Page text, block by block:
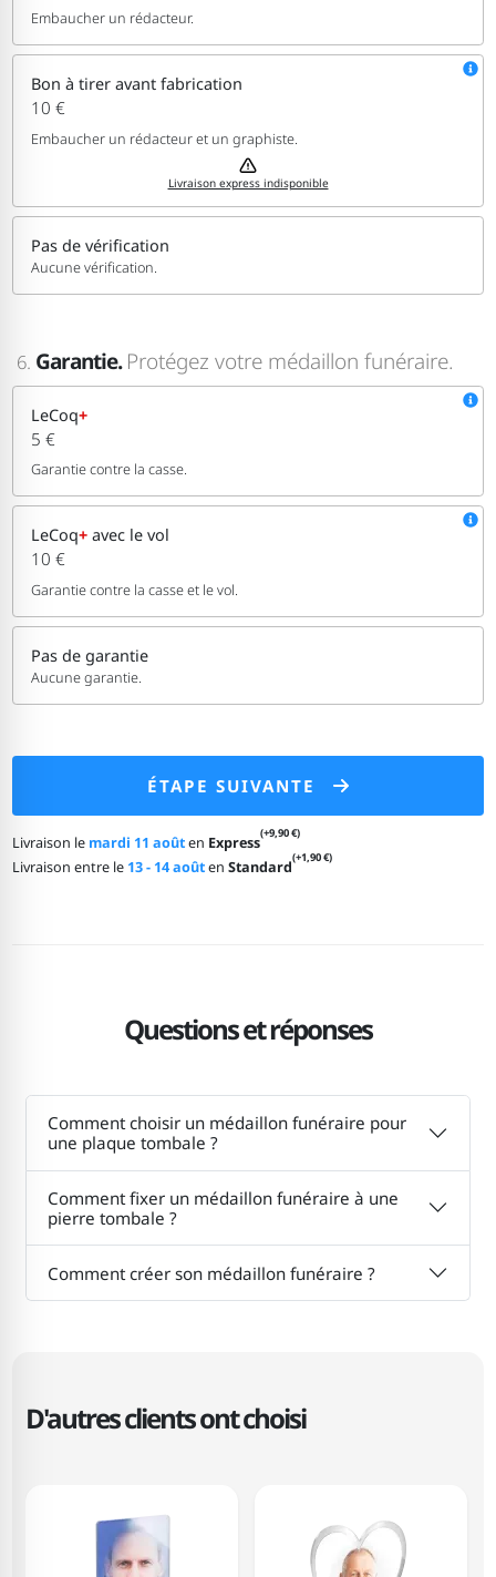
Embaucher un rédacteur.
Bon à tirer avant fabrication
10 €
Embaucher un rédacteur et un graphiste.
Livraison express indisponible
Pas de vérification
Aucune vérification.
6. Garantie. Protégez votre médaillon funéraire.
LeCoq+
5 €
Garantie contre la casse.
LeCoq+avec le vol
10 €
Garantie contre la casse et le vol.
Pas de garantie
Aucune garantie.
ÉTAPE SUIVANTE
Livraison le mardi 11 aoûten Express(+9,90 €)
Livraison entre le 13 - 14 aoûtenStandard(+1,90 €)
Questions et réponses
Comment choisir un médaillon funéraire pour
une plaque tombale ?
Comment fixer un médaillon funéraire à une
pierre tombale ?
Comment créer son médaillon funéraire ?
D'autres clients ont choisi